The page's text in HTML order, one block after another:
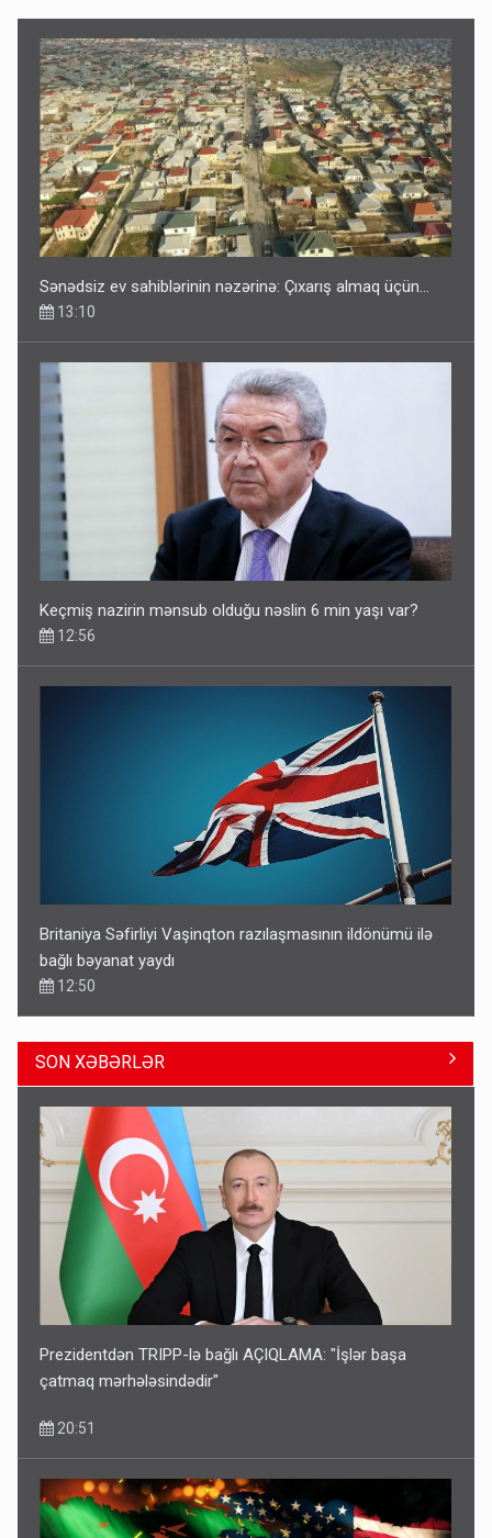
Sənədsiz ev sahiblərinin nəzərinə: Çıxarış almaq üçün...
13:10
Keçmiş nazirin mənsub olduğu nəslin 6 min yaşı var?
12:56
Britaniya Səfirliyi Vaşinqton razılaşmasının ildönümü ilə
bağlı bəyanat yaydı
12:50
Paşinyan Əliyevə zəng etməsindən danışdı
16:18
SON XƏBƏRLƏR
Prezidentdən TRIPP-lə bağlı AÇIQLAMA: "İşlər başa
çatmaq mərhələsindədir"
20:51